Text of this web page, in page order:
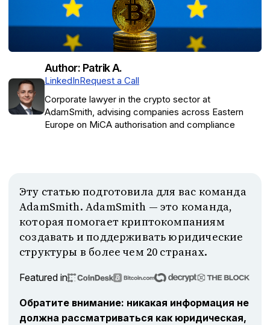
Author: Patrik A.
LinkedInRequest a Call
Corporate lawyer in the crypto sector at
AdamSmith, advising companies across Eastern
Europe on MiCA authorisation and compliance
Эту статью подготовила для вас команда
AdamSmith. AdamSmith — это команда,
которая помогает криптокомпаниям
создавать и поддерживать юридические
структуры в более чем 20 странах.
Featured in
Обратите внимание: никакая информация не
должна рассматриваться как юридическая,